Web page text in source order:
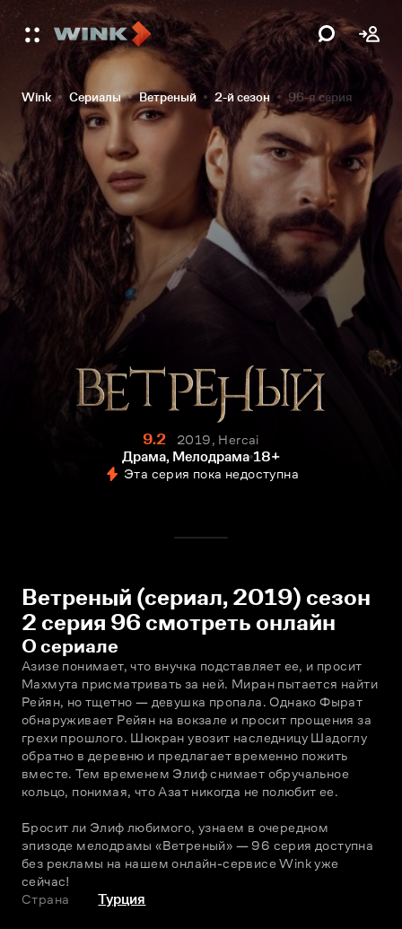
Wink Сериалы Ветреный 2-й сезон 96-я серия
9.2
2019, Hercai
Драма, Мелодрама 18+
Эта серия пока недоступна
Ветреный (сериал, 2019) сезон
2 серия 96 смотреть онлайн
О сериале
Азизе понимает, что внучка подставляет ее, и просит
Махмута присматривать за ней. Миран пытается найти
Рейян, но тщетно — девушка пропала. Однако Фырат
обнаруживает Рейян на вокзале и просит прощения за
грехи прошлого. Шюкран увозит наследницу Шадоглу
обратно в деревню и предлагает временно пожить
вместе. Тем временем Элиф снимает обручальное
кольцо, понимая, что Азат никогда не полюбит ее.
Бросит ли Элиф любимого, узнаем в очередном
эпизоде мелодрамы «Ветреный» — 96 серия доступна
без рекламы на нашем онлайн-сервисе Wink уже
сейчас!
Страна
Турция